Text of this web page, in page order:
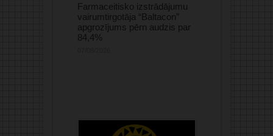
Farmaceitisko izstrādājumu
vairumtirgotāja “Baltacon”
apgrozījums pērn audzis par
84,4%